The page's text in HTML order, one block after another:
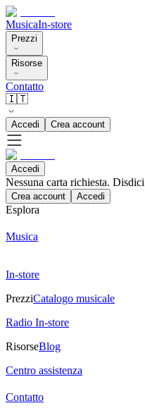
MusicaIn-store
Prezzi
Risorse
Contatto
🇮🇹
Accedi Crea account
Accedi
Nessuna carta richiesta.
Crea account Accedi
Esplora
Musica
In-store
PrezziCatalogo musicale
Radio In-store
RisorseBlog
Centro assistenza
Contatto